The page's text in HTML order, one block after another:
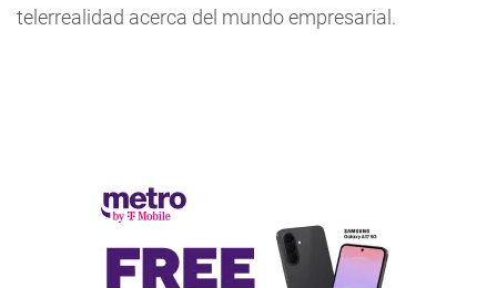
telerrealidad acerca del mundo empresarial.